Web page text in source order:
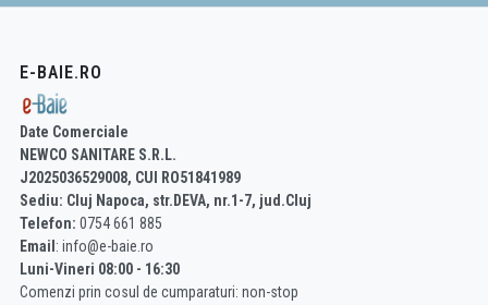
E-BAIE.RO
Date Comerciale
NEWCO SANITARE S.R.L.
J2025036529008, CUI RO51841989
Sediu: Cluj Napoca, str.DEVA, nr.1-7, jud.Cluj
Telefon: 0754 661 885
Email : info@e-baie.ro
Luni-Vineri 08:00 - 16:30
Comenzi prin cosul de cumparaturi: non-stop